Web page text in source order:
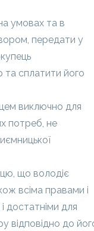
умовах та в
передати у
та сплатити його
виключно для
потреб, не
що володіє
всіма правами і
достатніми для
відповідно до